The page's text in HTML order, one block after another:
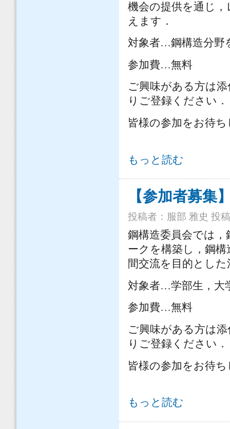
機会の提供を通じ
えます．
対象者…鋼構造分野
参加費…無料
ご興味がある方は
りご登録ください．
皆様の参加をお待
【参加者募集】鋼構造博士連携ネッ
もっと読む
【参加者募集
投稿者： 服部 雅史 投
鋼構造委員会では
ークを構築し，鋼
間交流を目的とし
対象者…学部生，大
参加費…無料
ご興味がある方は
りご登録ください．
皆様の参加をお待
【参加者募集】鋼構造キャリア入門
もっと読む